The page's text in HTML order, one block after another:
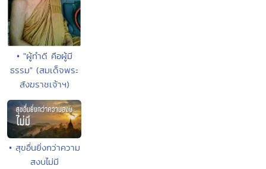
• "ผู้ทำดี คือผู้มี
ธรรม" (สมเด็จพระ
สังฆราชเจ้าฯ)
• สุขอื่นยิ่งกว่าความ
สงบไม่มี